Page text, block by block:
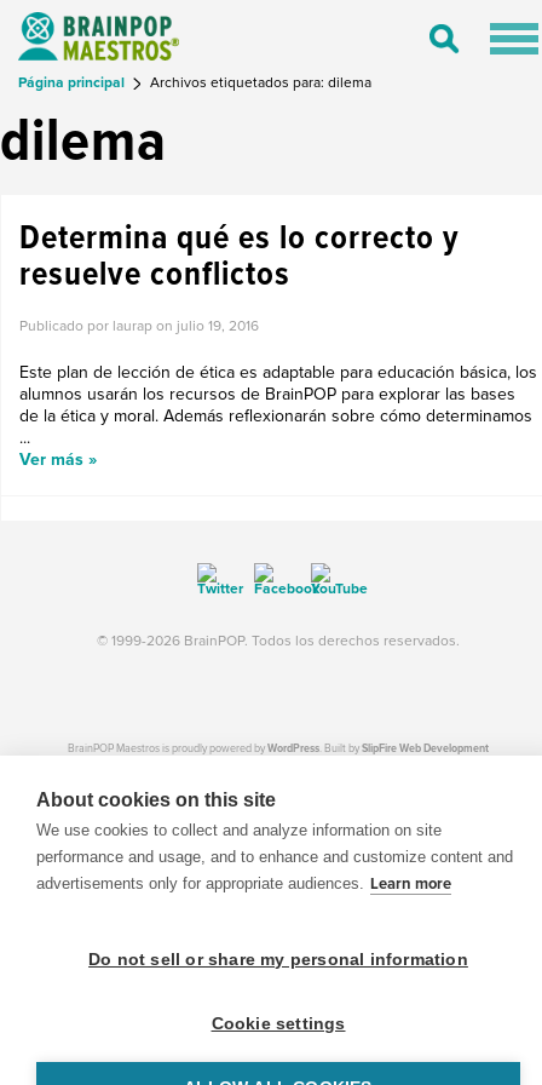
Toggle
Página principal Archivos etiquetados para: dilema
dilema
Determina qué es lo correcto y
resuelve conflictos
Publicado por laurap on julio 19, 2016
Este plan de lección de ética es adaptable para educación básica, los
alumnos usarán los recursos de BrainPOP para explorar las bases
de la ética y moral. Además reflexionarán sobre cómo determinamos
...
Ver más »
© 1999-2026 BrainPOP. Todos los derechos reservados.
BrainPOP Maestros is proudly powered byWordPress. Built bySlipFire Web Development
About cookies on this site
We use cookies to collect and analyze information on site
performance and usage, and to enhance and customize content and
advertisements only for appropriate audiences. Learn more
Do not sell or share my personal information
Cookie settings